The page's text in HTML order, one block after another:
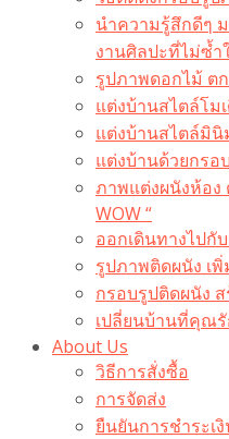
นำความรู้สึกดีๆ
งานศิลปะที่ไม่ซ้ำ
รูปภาพดอกไม้ ต
แต่งบ้านสไตล์โม
แต่งบ้านสไตล์มิ
แต่งบ้านด้วยกรอ
ภาพแต่งผนังห้อง
WOW “
ออกเดินทางไปกั
รูปภาพติดผนัง เ
กรอบรูปติดผนัง
เปลี่ยนบ้านที่คุณ
About Us
วิธีการสั่งซื้อ
การจัดส่ง
ยืนยันการชำระเ